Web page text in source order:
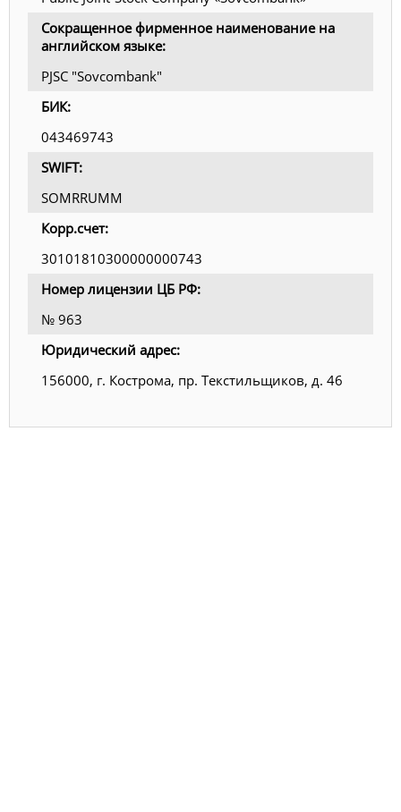
Сокращенное фирменное наименование на
английском языке:
PJSC "Sovcombank"
БИК:
043469743
SWIFT:
SOMRRUMM
Корр.счет:
30101810300000000743
Номер лицензии ЦБ РФ:
№ 963
Юридический адрес:
156000, г. Кострома, пр. Текстильщиков, д. 46